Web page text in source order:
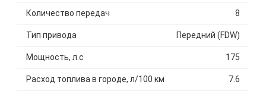
Количество передач 8
Тип привода Передний (FDW)
Мощность, л.с 175
Расход топлива в городе, л/100 км 7.6